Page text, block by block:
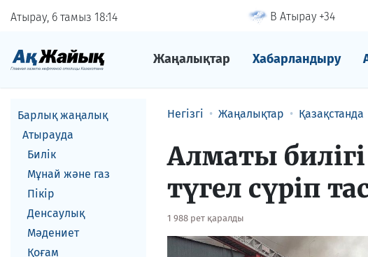
Атырау, 6 тамыз 1814 В Атырау +34
Жаңалықтар Хабарландыру
Барлық жаңалық
Атырауда
Билік
Мұнай және газ
Пікір
Денсаулық
Мәдениет
Қоғам
Негізгі Жаңалықтар Қазақстанда
Алматы
түгел сүріп
1 988 рет қаралды